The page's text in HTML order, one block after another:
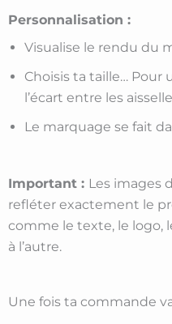
Personnalisation :
Visualise le rendu du
Choisis ta taille…
l’écart entre les
Le marquage se fait
Important : Les images
refléter exactement le
comme le texte, le logo,
à l’autre.
Une fois ta commande